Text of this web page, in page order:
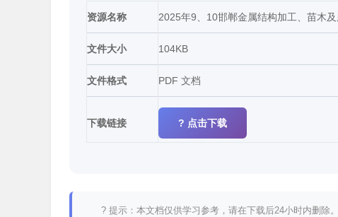
资源名称 2025年9、10邯郸金属结构加工、苗木
文件大小 104KB
文件格式 PDF 文档
下载链接 ? 点击下载
? 提示：本文档仅供学习参考，请在下载后24小时内删除